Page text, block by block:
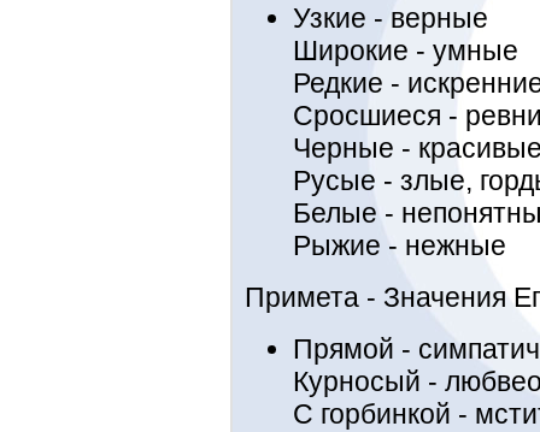
Узкие - верные
Широкие - умные
Редкие -
Сросшиеся -
Черные -
Русые - злые,
Белые -
Рыжие - нежные
Примета - Значения
Прямой -
Курносый -
С горбинкой -